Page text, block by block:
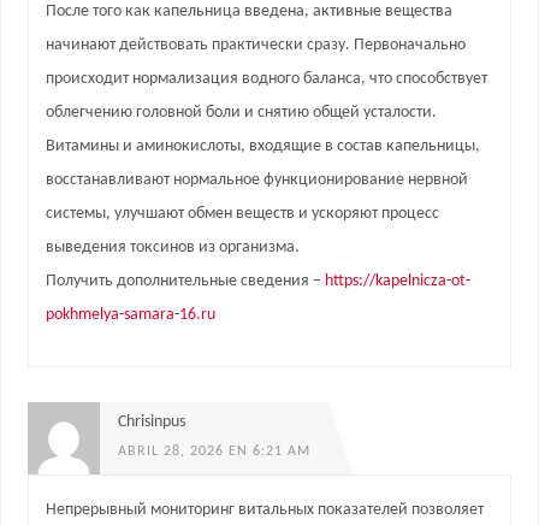
После того как капельница введена, активные вещества
начинают действовать практически сразу. Первоначально
происходит нормализация водного баланса, что способствует
облегчению головной боли и снятию общей усталости.
Витамины и аминокислоты, входящие в состав капельницы,
восстанавливают нормальное функционирование нервной
системы, улучшают обмен веществ и ускоряют процесс
выведения токсинов из организма.
Получить дополнительные сведения – https://kapelnicza-ot-
pokhmelya-samara-16.ru
Chrisinpus
ABRIL 28, 2026 EN 6:21 AM
Непрерывный мониторинг витальных показателей позволяет